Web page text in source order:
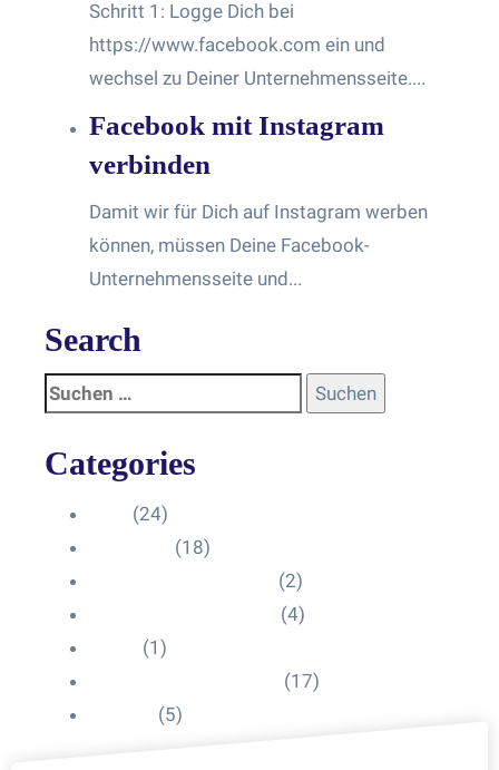
Schritt 1: Logge Dich bei
https://www.facebook.com ein und
wechsel zu Deiner Unternehmensseite....
Facebook mit Instagram
verbinden
Damit wir für Dich auf Instagram werben
können, müssen Deine Facebook-
Unternehmensseite und...
Search
Categories
(24)
(18)
(2)
(4)
(1)
(17)
(5)